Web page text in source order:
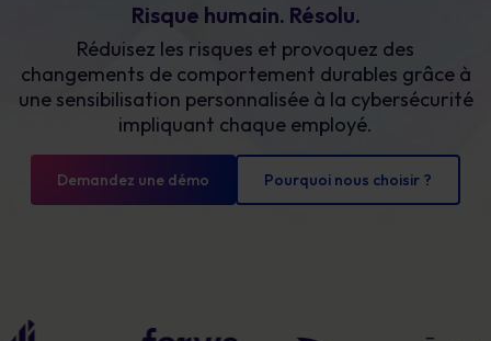
Risque humain. Résolu.
Réduisez les risques et provoquez des
changements de comportement durables grâce à
une sensibilisation personnalisée à la cybersécurité
impliquant chaque employé.
Demandez une démo Pourquoi nous choisir ?